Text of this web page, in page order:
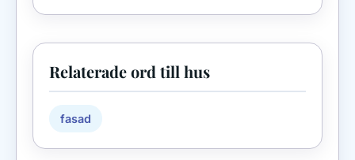
Relaterade ord till hus
fasad